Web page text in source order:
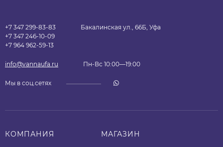
+7 347 299-83-83
+7 347 246-10-09
+7 964 962-59-13
Бакалинская ул., 66Б, Уфа
info@vannaufa.ru Пн-Вс 10:00—19:00
Мы в соц.сетях
КОМПАНИЯ МАГАЗИН